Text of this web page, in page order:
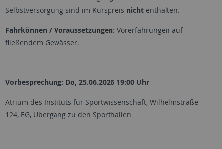
Selbstversorgung sind im Kurspreis nichtenthalten.
Fahrkönnen / Voraussetzungen: Vorerfahrungen auf
fließendem Gewässer.
Vorbesprechung: Do, 25.06.2026 19:00 Uhr
Atrium des Instituts für Sportwissenschaft, Wilhelmstraße
124, EG, Übergang zu den Sporthallen